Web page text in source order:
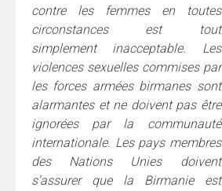
contre les femmes en toutes
circonstances est tout
simplement inacceptable. Les
violences sexuelles commises par
les forces armées birmanes sont
alarmantes et ne doivent pas être
ignorées par la communauté
internationale. Les pays membres
des Nations Unies doivent
s’assurer que la Birmanie est